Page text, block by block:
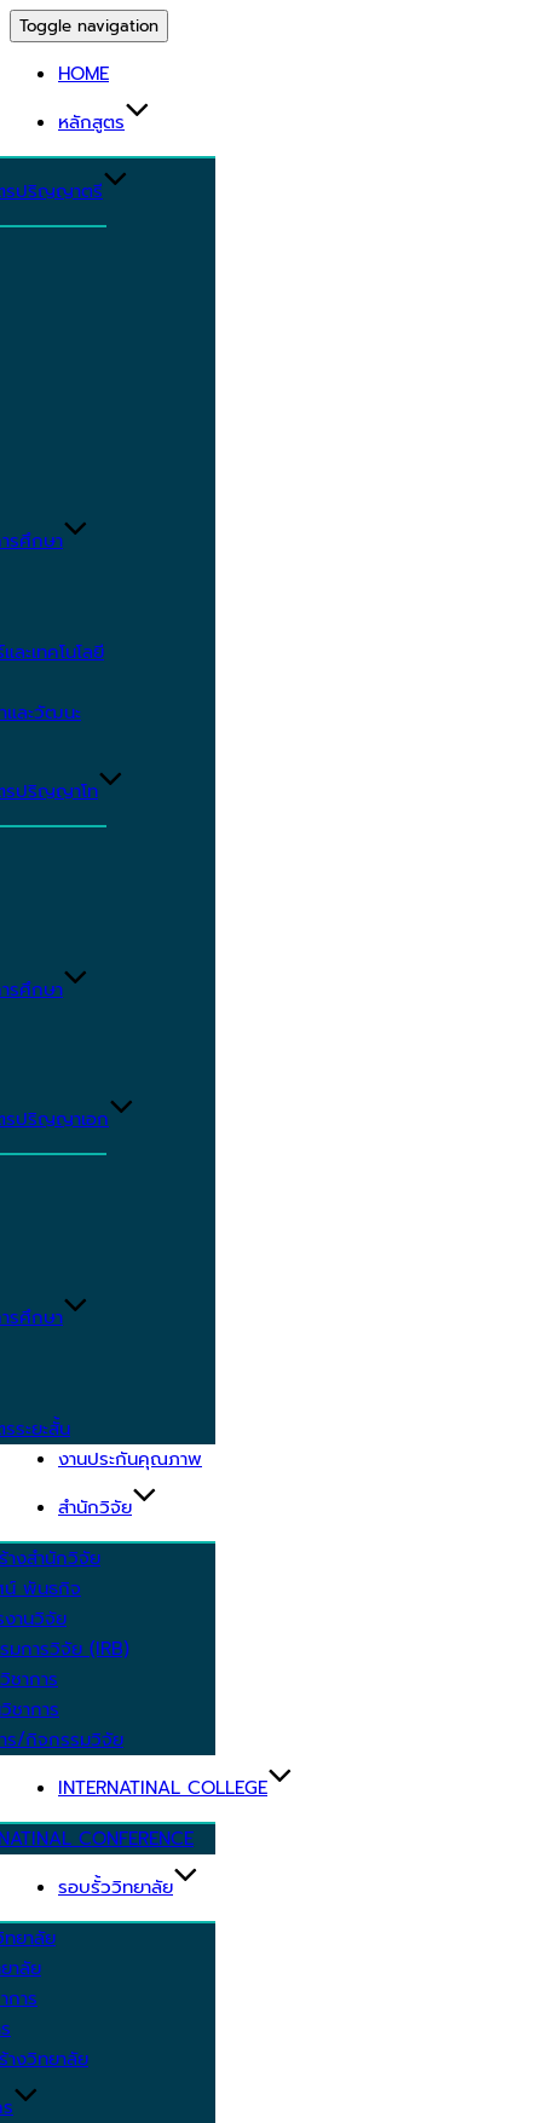
Toggle navigation
HOME
หลักสูตร
รปริญญาตรี
รศึกษา
ะเทคโนโลยี
และวัฒนะ
รปริญญาโท
รศึกษา
รปริญญาเอก
รศึกษา
ระยะสั้น
งานประกันคุณภาพ
สำนักวิจัย
างสำนักวิจัย
น์ พันธกิจ
งานวิจัย
มการวิจัย (IRB)
ชาการ
ชาการ
ร/กิจกรรมวิจัย
INTERNATINAL COLLEGE
CONFERENCE
รอบรั้ววิทยาลัย
ทยาลัย
าลัย
การ
างวิทยาลัย